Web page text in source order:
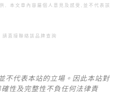
, 本文章內容屬個人意見及感受, 並不代表該
直接聯絡該品牌查詢
不代表本站的立場。因此本站對
性及完整性不負任何法律責